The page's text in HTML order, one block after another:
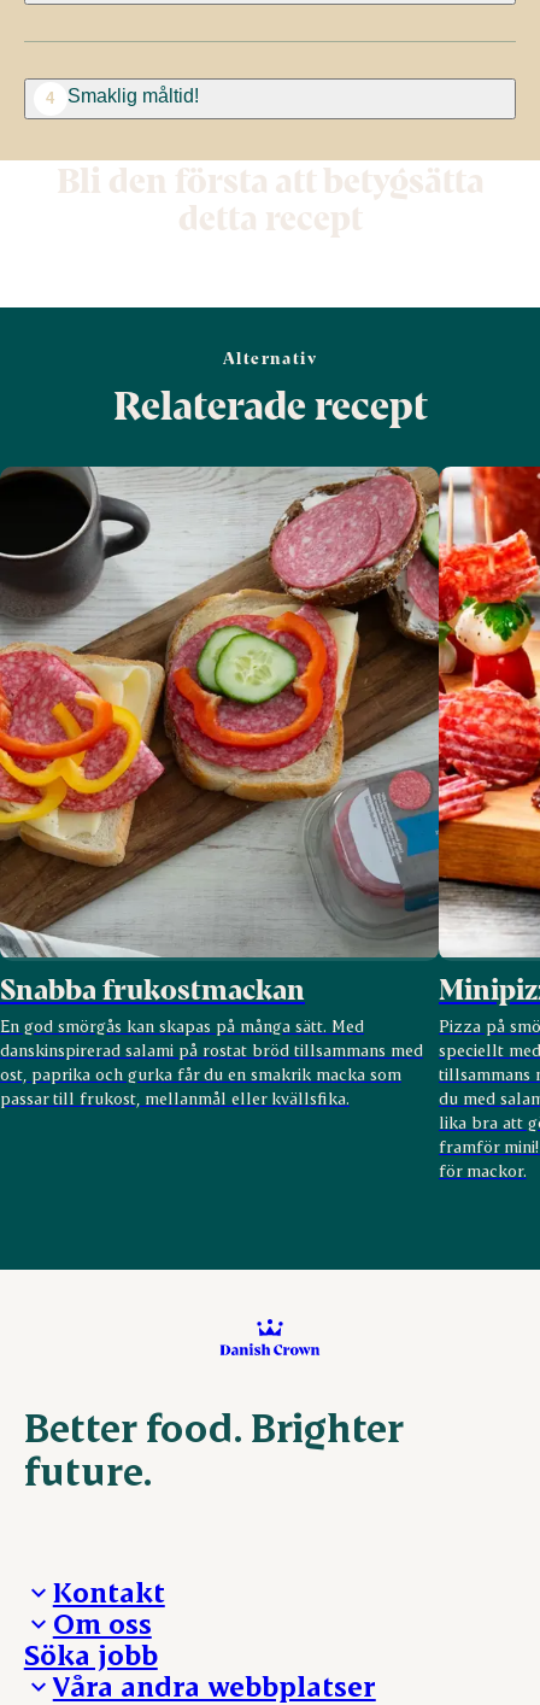
4 Smaklig måltid!
Bli den första att betygsätta
detta recept
Alternativ
Relaterade recept
Snabba frukostmackan
En god smörgås kan skapas på många sätt. Med
danskinspirerad salami på rostat bröd tillsammans med
ost, paprika och gurka får du en smakrik macka som
passar till frukost, mellanmål eller kvällsfika.
Pizza på
speciellt
tillsammans
du med
lika bra att
framför
för mackor.
Better food. Brighter
future.
Kontakt
Presskontakt – För dig som är journalist
Reklamation
Visselblåsning
Om oss
Vi tar ledningen
Våra ställen
Söka jobb
Våra andra webbplatser